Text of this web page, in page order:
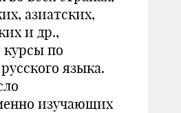
азиатских,
и др.,
курсы по
языка.
изучающих